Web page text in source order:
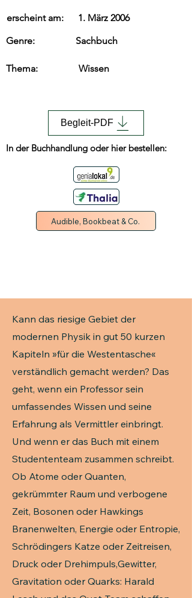
erscheint am:
Genre:
Thema:
1. März 2006
Sachbuch
Wissen
Begleit-PDF
In der Buchhandlung oder hier bestellen:
Audible, Bookbeat & Co.
Kann das riesige Gebiet der
modernen Physik in gut 50 kurzen
Kapiteln »für die Westentasche«
verständlich gemacht werden? Das
geht, wenn ein Professor sein
umfassendes Wissen und seine
Erfahrung als Vermittler einbringt.
Und wenn er das Buch mit einem
Studententeam zusammen schreibt.
Ob Atome oder Quanten,
gekrümmter Raum und verbogene
Zeit, Bosonen oder Hawkings
Branenwelten, Energie oder Entropie,
Schrödingers Katze oder Zeitreisen,
Druck oder Drehimpuls,Gewitter,
Gravitation oder Quarks: Harald